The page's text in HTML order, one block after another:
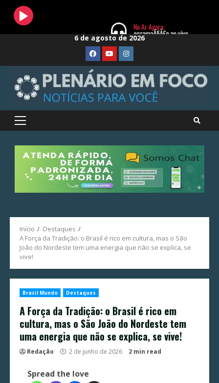
Skip
6 de agosto de 2026
FaceBook
YoutubeInstagram
Primary
Início
Destaques
A Força da Tradição: o Brasil é rico em cultura, mas o São
João do Nordeste tem uma energia que não se explica, se
vive!
Brasil Mundo Destaques
A Força da Tradição: o Brasil é rico em
cultura, mas o São João do Nordeste tem
uma energia que não se explica, se vive!
Redação 2 de junho de 2026 2 min read
Spread the love